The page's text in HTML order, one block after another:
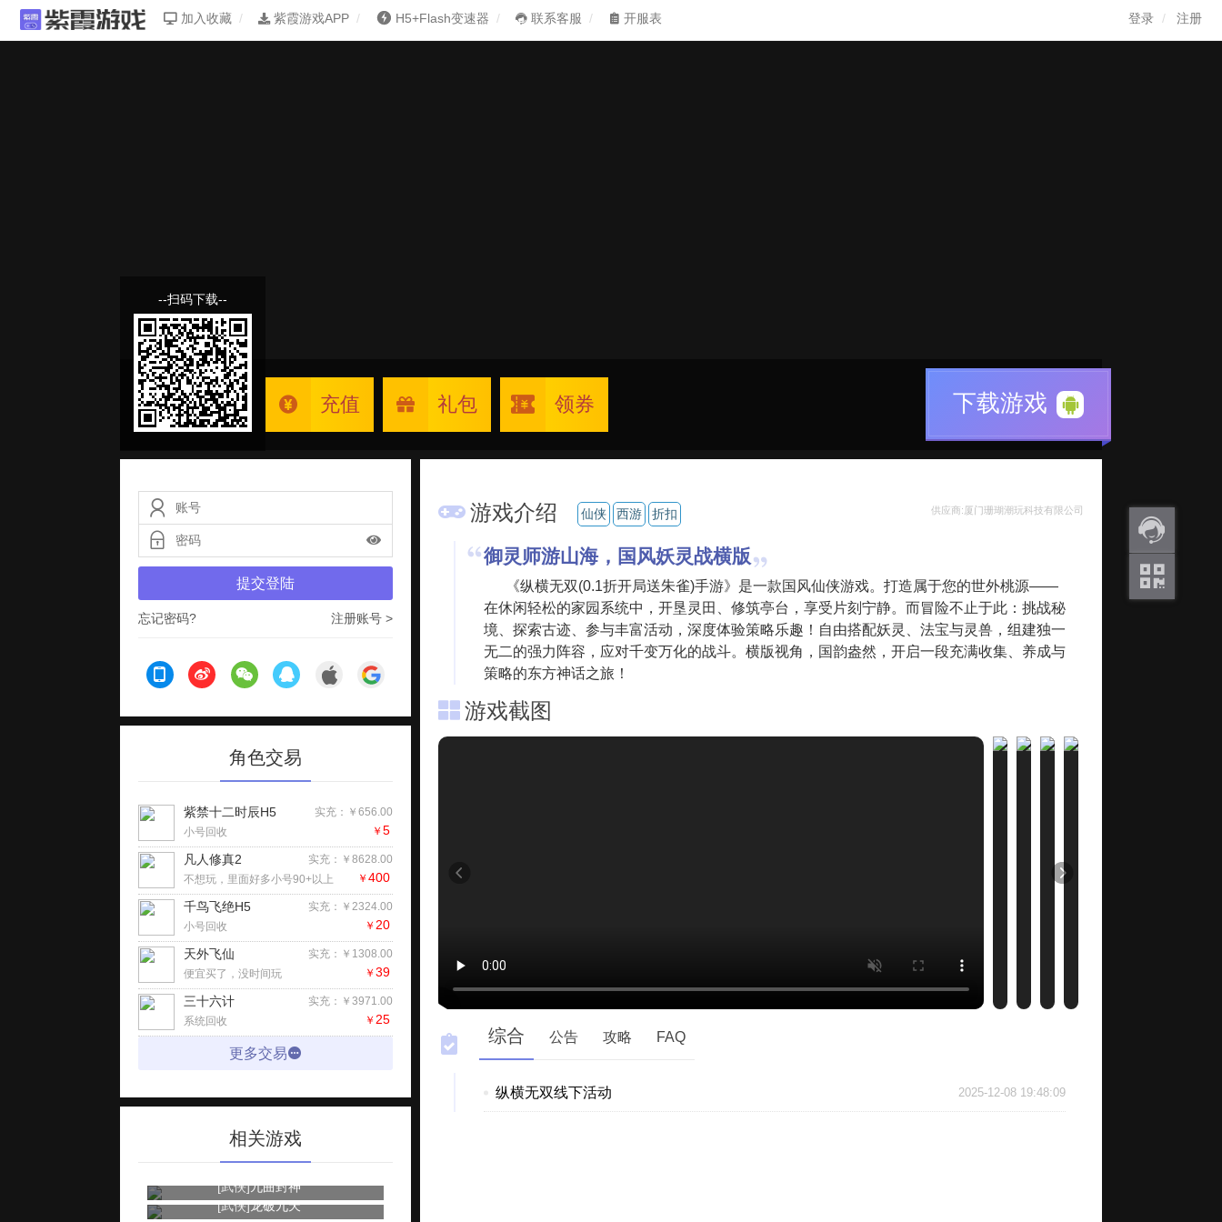
加入收藏 紫霞游戏APP H5+Flash变速器 联系客服 开服表 登录 注册
充值 礼包 领券 下载游戏
--扫码下载--
提交登陆
忘记密码? 注册账号 >
角色交易
实充：￥656.00
紫禁十二时辰H5
小号回收 ￥ 5
实充：￥8628.00
凡人修真2
不想玩，里面好多小号90+以上 ￥ 400
实充：￥2324.00
千鸟飞绝H5
小号回收 ￥ 20
实充：￥1308.00
天外飞仙
便宜买了，没时间玩 ￥ 39
实充：￥3971.00
三十六计
系统回收 ￥ 25
更多交易
相关游戏
[武侠]九曲封神
[武侠]龙破九天
游戏介绍 仙侠 西游 折扣 供应商:厦门珊瑚潮玩科技有限公司
御灵师游山海，国风妖灵战横版
《纵横无双(0.1折开局送朱雀)手游》是一款国风仙侠游戏。打造属于您的世外桃源——
在休闲轻松的家园系统中，开垦灵田、修筑亭台，享受片刻宁静。而冒险不止于此：挑战秘
境、探索古迹、参与丰富活动，深度体验策略乐趣！自由搭配妖灵、法宝与灵兽，组建独一
无二的强力阵容，应对千变万化的战斗。横版视角，国韵盎然，开启一段充满收集、养成与
策略的东方神话之旅！
游戏截图
综合 公告 攻略 FAQ
2025-12-08 19:48:09
纵横无双线下活动
返利
咨询